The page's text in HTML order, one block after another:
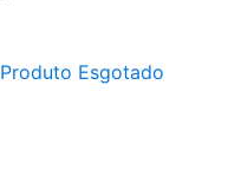
Produto Esgotado